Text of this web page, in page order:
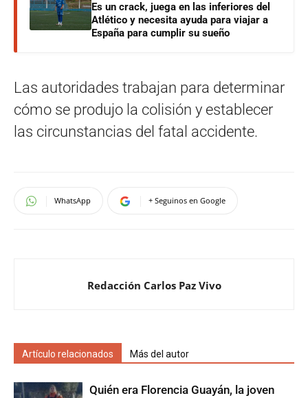
Es un crack, juega en las inferiores del
Atlético y necesita ayuda para viajar a
España para cumplir su sueño
Las autoridades trabajan para determinar
cómo se produjo la colisión y establecer
las circunstancias del fatal accidente.
WhatsApp + Seguinos en Google
Redacción Carlos Paz Vivo
Artículo relacionados Más del autor
Quién era Florencia Guayán, la joven